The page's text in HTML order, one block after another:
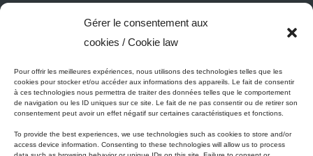
Gérer le consentement aux
cookies / Cookie law
Pour offrir les meilleures expériences, nous utilisons des technologies telles que les
cookies pour stocker et/ou accéder aux informations des appareils. Le fait de consentir
à ces technologies nous permettra de traiter des données telles que le comportement
de navigation ou les ID uniques sur ce site. Le fait de ne pas consentir ou de retirer son
consentement peut avoir un effet négatif sur certaines caractéristiques et fonctions.
To provide the best experiences, we use technologies such as cookies to store and/or
access device information. Consenting to these technologies will allow us to process
Peintures et apprêts d’intérieur
Industriel, commercial et municipal
Nettoyage, préparation des surfaces et divers
Outils et accessoires de peinture